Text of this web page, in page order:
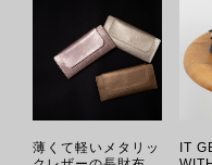
薄くて軽いメタリッ
IT